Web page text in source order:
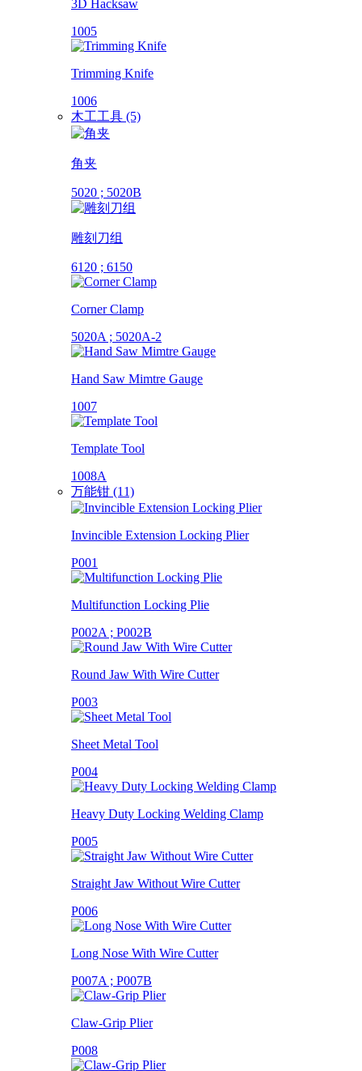
3D Hacksaw
1005
Trimming Knife
1006
木工工具 (5)
角夹
5020 ; 5020B
雕刻刀组
6120 ; 6150
Corner Clamp
5020A ; 5020A-2
Hand Saw Mimtre Gauge
1007
Template Tool
1008A
万能钳 (11)
Invincible Extension Locking Plier
P001
Multifunction Locking Plie
P002A ; P002B
Round Jaw With Wire Cutter
P003
Sheet Metal Tool
P004
Heavy Duty Locking Welding Clamp
P005
Straight Jaw Without Wire Cutter
P006
Long Nose With Wire Cutter
P007A ; P007B
Claw-Grip Plier
P008